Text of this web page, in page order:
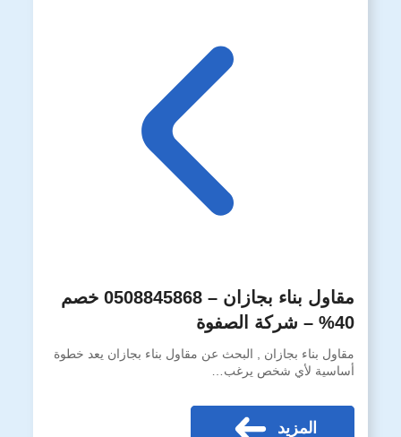
مقاول بناء بجازان – 0508845868 خصم
40% – شركة الصفوة
مقاول بناء بجازان , البحث عن مقاول بناء بجازان يعد خطوة
أساسية لأي شخص يرغب…
المزيد